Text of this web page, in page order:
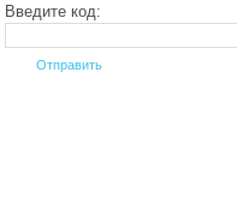
Введите код: